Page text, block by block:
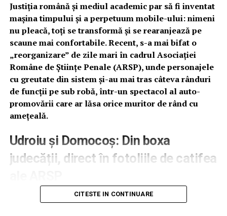
„La orice problemă, are o singură soluție: să mai taie
ceva, să mai reducă ceva, să mai facă o economie de doi
bani”, notează Andi Malaliu, comparând anvergura
deciziilor lui Bolojan cu economia derizorie dintr-o
veche reclamă la detergent. În opinia sa, acest mod de a
gândi „moare sufletul câte puțin” la fiecare renunțare,
transformând actul de guvernare într-o pedeapsă
aplicată populației.
Absența viziunii strategice: O critică
severă privind incapacitatea de a
genera programe serioase de
Concluzia fostului magistrat este una lipsită de echivoc:
administrarea unei țări necesită o gândire strategică și o
Justiția română și mediul academic par să fi inventat
mașina timpului și a perpetuum mobile-ului: nimeni
nu pleacă, toți se transformă și se rearanjează pe
scaune mai confortabile. Recent, s-a mai bifat o
„reorganizare” de zile mari în cadrul Asociației
Române de Științe Penale (ARSP), unde personajele
cu greutate din sistem și-au mai tras câteva rânduri
de funcții pe sub robă, într-un spectacol al auto-
promovării care ar lăsa orice muritor de rând cu
amețeală.
Udroiu și Domocoș: Din boxa
judecății, direct în fotoliile de catifea
Când credeai că un fost judecător se retrage la o
CITESTE IN CONTINUARE